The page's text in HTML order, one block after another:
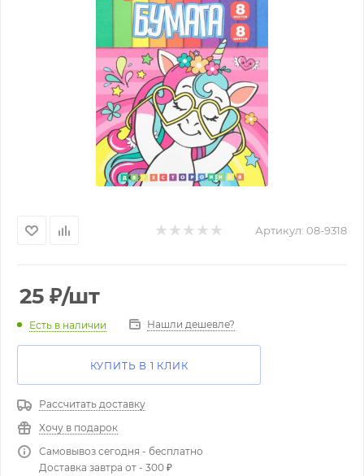
Артикул: 08-9318
25 ₽/шт
Есть в наличии Нашли дешевле?
КУПИТЬ В 1 КЛИК
Рассчитать доставку
Хочу в подарок
Самовывоз сегодня - бесплатно
Доставка завтра от - 300 ₽